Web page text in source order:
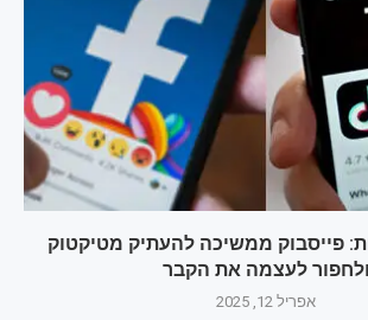
פייסבוק ממשיכה להעתיק מטיקטוק
ולחפור לעצמה את הקבר
אפריל 12, 2025